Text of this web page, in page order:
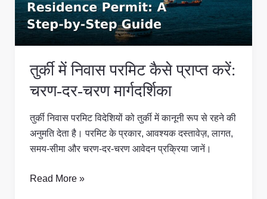
तुर्की में निवास परमिट कैसे प्राप्त करें:
चरण-दर-चरण मार्गदर्शिका
तुर्की निवास परमिट विदेशियों को तुर्की में कानूनी रूप से रहने की
अनुमति देता है। परमिट के प्रकार, आवश्यक दस्तावेज़, लागत,
समय-सीमा और चरण-दर-चरण आवेदन प्रक्रिया जानें।
प्राप्त
करें:
चरण-
चरण
मार्गदर्शिका
Read More »